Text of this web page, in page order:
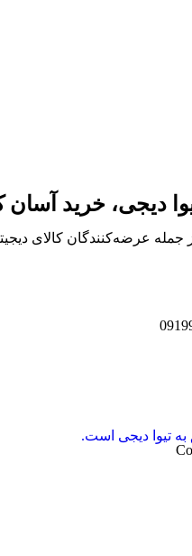
دیجی، خرید
از جمله عرضه‌کنندگان کالای
تیوا دیجی است.